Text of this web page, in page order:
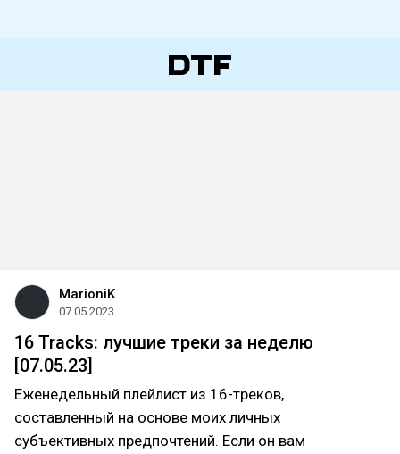
MarioniK
07.05.2023
16 Tracks: лучшие треки за неделю
[07.05.23]
Еженедельный плейлист из 16-треков,
составленный на основе моих личных
субъективных предпочтений. Если он вам